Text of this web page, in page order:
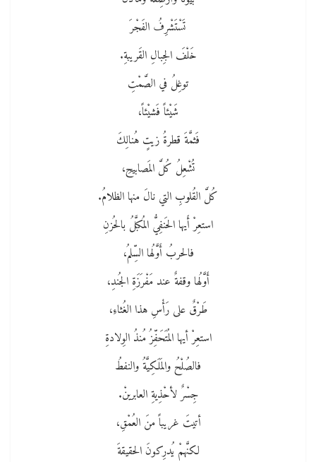
تَسْتَشْرِفُ الفَجْرَ
خَلْفَ الجِبالِ القَريبةِ.
توغِلُ في الصَّمْتِ
شَيْئاً فَشيْئاً،
فَثمَّةَ قطرةُ زيتٍ هُنالِكَ
تُشْعِلُ كُلَّ المَصابيحِ،
كُلَّ القُلوبِ التي نالَ منها الظلامُ.
استعِرْ أَيها الحَنفِيُّ المُكبَّلُ بالحُزنِ
فالحربُ أَوَّلُها السِّلمُ،
أَوَّلُها وقفةٌ عند مَفْرَزَةِ الجُندِ،
طَرْقٌ على رَأْسِ هذا الغُثاءِ،
استعِرْ أيها المُتَحَفِّزُ مُنذُ الوِلادةِ
فالصُلْحُ والمَلَكِيَّةُ والنفطُ
جِسْرٌ لأحْذِيةِ العابرينْ.
أتيتَ غريباً منَ العُمْقِ،
لكنَّهمْ يُدرِكونَ الحقيقةَ